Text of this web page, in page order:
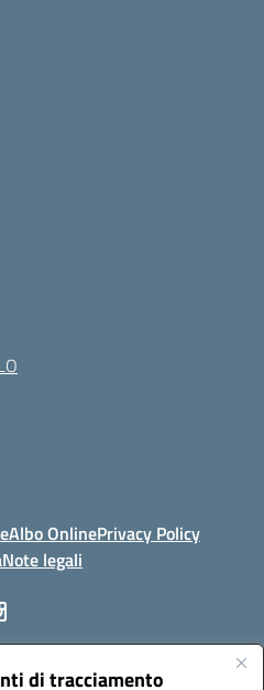
di tracciamento
Albo OnlinePrivacy Policy
Note legali